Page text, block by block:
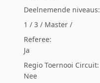
Deelnemende niveaus:
1 / 3 / Master /
Referee:
Ja
Regio Toernooi Circuit:
Nee